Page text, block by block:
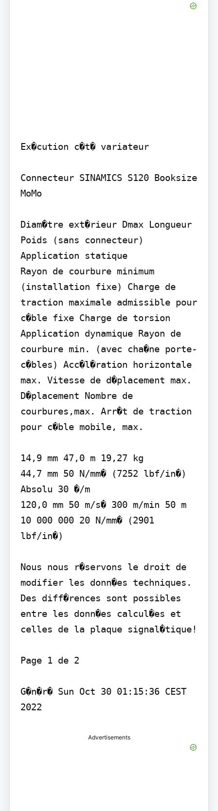
Ex�cution c�t� variateur
Connecteur SINAMICS S120 Booksize
MoMo
Diam�tre ext�rieur Dmax Longueur
Poids (sans connecteur)
Application statique
Rayon de courbure minimum
(installation fixe) Charge de
traction maximale admissible pour
c�ble fixe Charge de torsion
Application dynamique Rayon de
courbure min. (avec cha�ne porte-
c�bles) Acc�l�ration horizontale
max. Vitesse de d�placement max.
D�placement Nombre de
courbures,max. Arr�t de traction
pour c�ble mobile, max.
14,9 mm 47,0 m 19,27 kg
44,7 mm 50 N/mm� (7252 lbf/in�)
Absolu 30 �/m
120,0 mm 50 m/s� 300 m/min 50 m
10 000 000 20 N/mm� (2901
lbf/in�)
Nous nous r�servons le droit de
modifier les donn�es techniques.
Des diff�rences sont possibles
entre les donn�es calcul�es et
celles de la plaque signal�tique!
Page 1 de 2
G�n�r� Sun Oct 30 01:15:36 CEST
2022
Advertisements